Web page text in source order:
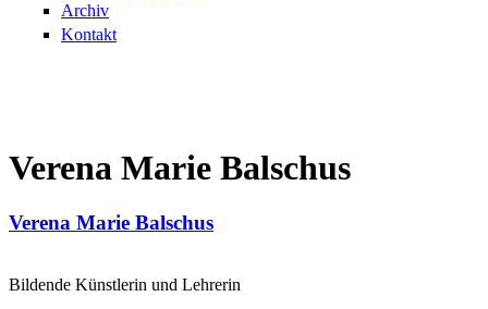
Archiv
Kontakt
Verena Marie Balschus
Verena Marie Balschus
Bildende Künstlerin und Lehrerin